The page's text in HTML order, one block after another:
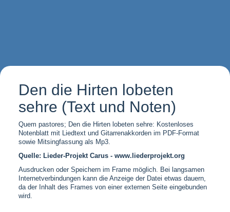
Den die Hirten lobeten
sehre (Text und Noten)
Quem pastores; Den die Hirten lobeten sehre: Kostenloses
Notenblatt mit Liedtext und Gitarrenakkorden im PDF-Format
sowie Mitsingfassung als Mp3.
Quelle: Lieder-Projekt Carus - www.liederprojekt.org
Ausdrucken oder Speichern im Frame möglich. Bei langsamen
Internetverbindungen kann die Anzeige der Datei etwas dauern,
da der Inhalt des Frames von einer externen Seite eingebunden
wird.